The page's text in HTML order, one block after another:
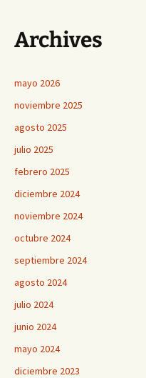
entradas
Archives
mayo 2026
noviembre 2025
agosto 2025
julio 2025
febrero 2025
diciembre 2024
noviembre 2024
octubre 2024
septiembre 2024
agosto 2024
julio 2024
junio 2024
mayo 2024
diciembre 2023